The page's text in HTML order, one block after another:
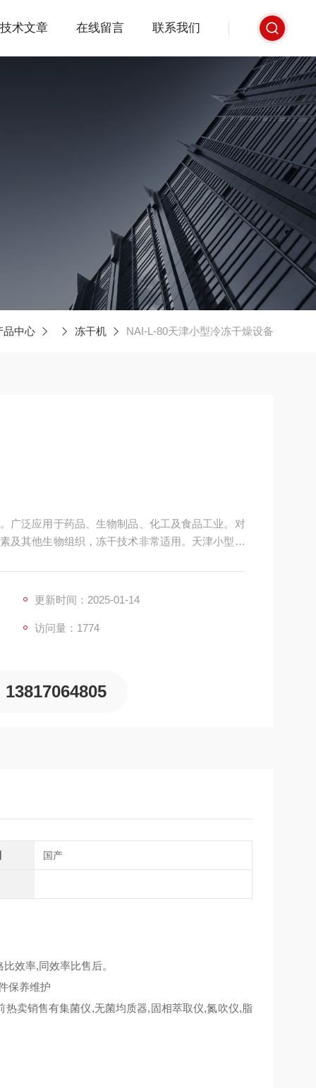
技术文章 在线留言 联系我们
品中心 冻干机 NAI-L-80天津小型冷冻干燥设备
广泛应用于药品、生物制品、化工及食品工业。对
及其他生物组织，冻干技术非常适用。天津小型冷
更新时间：2025-01-14
访问量：1774
13817064805
国产
效率,同效率比售后。
保养维护
卖销售有集菌仪,无菌均质器,固相萃取仪,氮吹仪,脂